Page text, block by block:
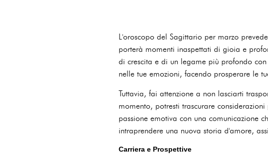
L'oroscopo del Sagittario per marzo
porterà momenti inaspettati di gioia e
di crescita e di un legame più profondo
nelle tue emozioni, facendo prosperare le
Tuttavia, fai attenzione a non lasciarti
momento, potresti trascurare
passione emotiva con una comunicazione
intraprendere una nuova storia d'amore,
Carriera e Prospettive